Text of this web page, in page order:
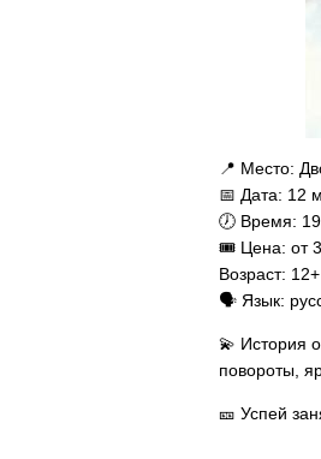
📍 Место:
📅 Дата: 12
🕖 Время:
🎟 Цена: от
Возраст: 12+
🗣 Язык:
💫 История
повороты,
🎫 Успей